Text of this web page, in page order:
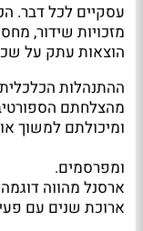
עסקיים לכל דבר.
מזכויות שידור,
הוצאות עתק על
ההתנהלות
מהצלחתם
ומיכולתם למשוך
ומפרסמים.
ארסנל מהווה
ארוכת שנים עם